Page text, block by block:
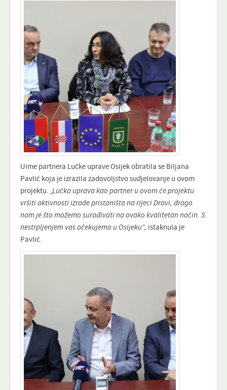
Uime partnera Lučke uprave Osijek obratila se Biljana
Pavlić koja je izrazila zadovoljstvo sudjelovanje u ovom
projektu. „Lučka uprava kao partner u ovom će projektu
vršiti aktivnosti izrade pristaništa na rijeci Dravi, drago
nam je što možemo surađivati na ovako kvalitetan način. S
nestrpljenjem vas očekujemo u Osijeku“, istaknula je
Pavlić.